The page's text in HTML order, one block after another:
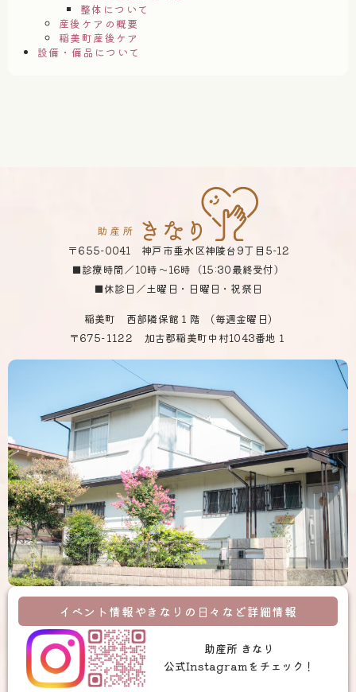
整体について
産後ケアの概要
稲美町産後ケア
設備・備品について
〒655-0041 神戸市垂水区神陵台9丁目5-12
■診療時間／10時～16時（15:30最終受付）
■休診日／土曜日・日曜日・祝祭日
稲美町 西部隣保館１階 (毎週金曜日)
〒675-1122 加古郡稲美町中村1043番地１
イベント情報やきなりの日々など詳細情報
助産所 きなり
公式Instagramをチェック！